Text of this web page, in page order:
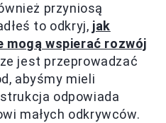
przyniosą
to odkryj, jak
mogą wspierać rozwój
jest przeprowadzać
abyśmy mieli
odpowiada
małych odkrywców.